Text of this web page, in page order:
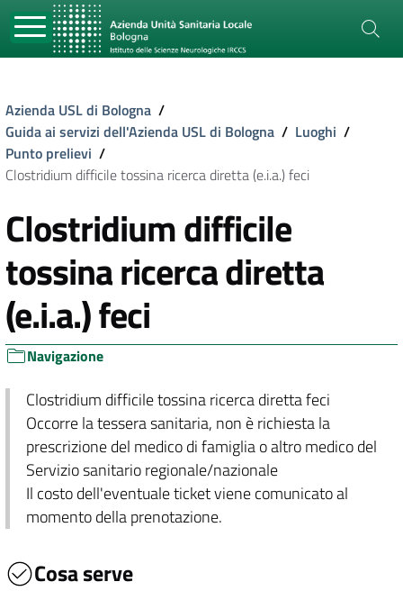
Azienda USL di Bologna /
Guida ai servizi dell'Azienda USL di Bologna / Luoghi /
Punto prelievi /
Clostridium difficile tossina ricerca diretta (e.i.a.) feci
Clostridium difficile
tossina ricerca diretta
(e.i.a.) feci
Navigazione
Clostridium difficile tossina ricerca diretta feci
Occorre la tessera sanitaria, non è richiesta la
prescrizione del medico di famiglia o altro medico del
Servizio sanitario regionale/nazionale
Il costo dell'eventuale ticket viene comunicato al
momento della prenotazione.
Cosa serve